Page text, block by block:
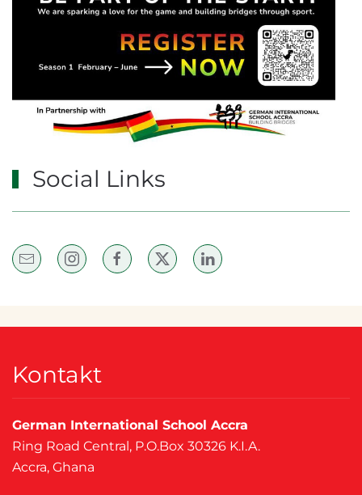
Social Links
Kontakt
German International School Accra
Ring Road Central, P.O.Box 30326 K.I.A.
Accra, Ghana